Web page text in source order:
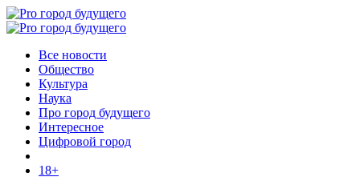
Menu
Поиск
Menu
Pro
Все новости
Общество
Культура
Наука
Про город будущего
Интересное
Цифровой город
18+